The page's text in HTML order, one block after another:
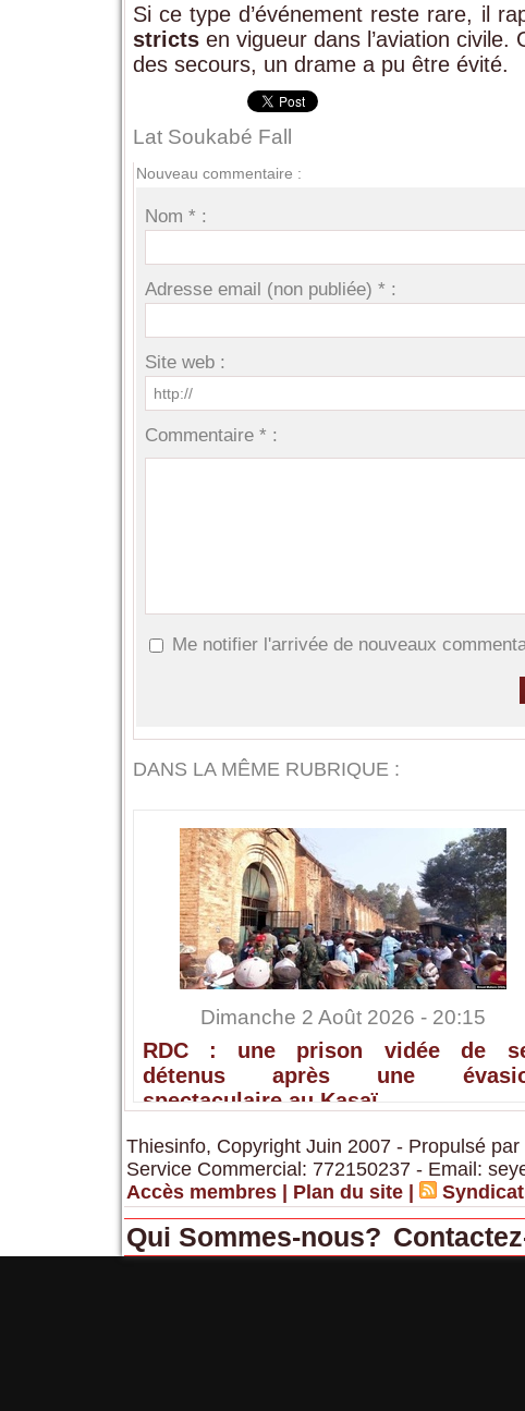
Si ce type d’événement reste rare, il
strictsen vigueur dans l’aviation civile.
des secours, un drame a pu être évité.
Lat Soukabé Fall
Nouveau commentaire :
Nom * :
Adresse email (non publiée) * :
Site web :
Commentaire * :
Me notifier l'arrivée de nouveaux
DANS LA MÊME RUBRIQUE :
Dimanche 2 Août 2026 - 20:15
RDC : une prison vidée de
détenus après une
spectaculaire au Kasaï
Thiesinfo, Copyright Juin 2007 - Propulsé
Service Commercial: 772150237 - Email:
Accès membres | Plan du site |
Qui Sommes-nous?